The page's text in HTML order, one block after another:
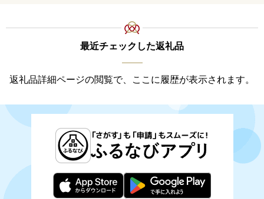
最近チェックした返礼品
返礼品詳細ページの閲覧で、ここに履歴が表示されます。